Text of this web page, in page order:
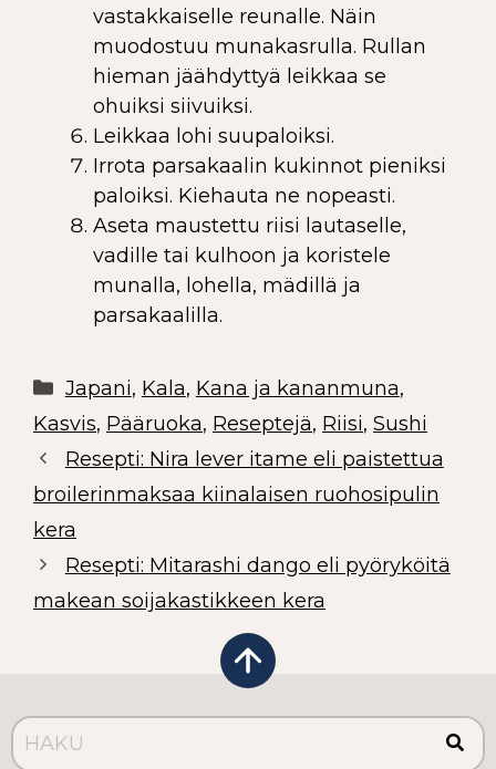
vastakkaiselle reunalle. Näin
muodostuu munakasrulla. Rullan
hieman jäähdyttyä leikkaa se
ohuiksi siivuiksi.
Leikkaa lohi suupaloiksi.
Irrota parsakaalin kukinnot pieniksi
paloiksi. Kiehauta ne nopeasti.
Aseta maustettu riisi lautaselle,
vadille tai kulhoon ja koristele
munalla, lohella, mädillä ja
parsakaalilla.
Japani, Kala, Kana ja kananmuna,
Kasvis, Pääruoka, Reseptejä, Riisi, Sushi
Resepti: Nira lever itame eli paistettua
broilerinmaksaa kiinalaisen ruohosipulin
kera
Resepti: Mitarashi dango eli pyöryköitä
makean soijakastikkeen kera